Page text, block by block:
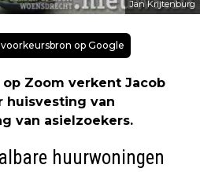
Jan Krijtenburg
op Google
Zoom verkent Jacob
huisvesting van
van asielzoekers.
huurwoningen